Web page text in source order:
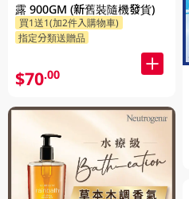
露 900GM (新舊裝隨機發貨)
買1送1(加2件入購物車)
指定分類送贈品
$70.00